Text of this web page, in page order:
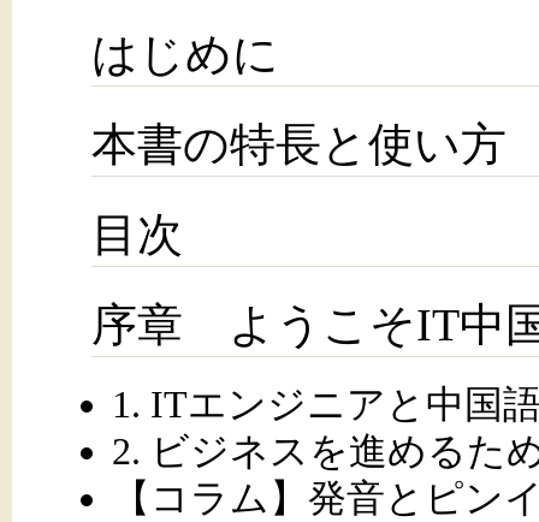
はじめに
本書の特長と使い方
目次
序章 ようこそIT中
1. ITエンジニアと中国
2. ビジネスを進めるた
【コラム】発音とピン